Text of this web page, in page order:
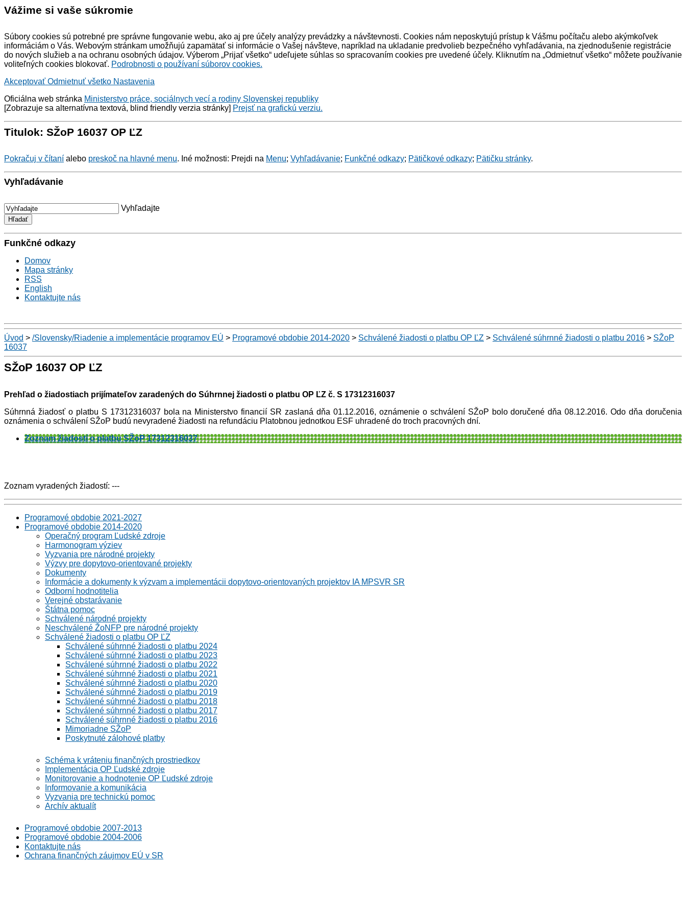
Vážime si vaše súkromie
Súbory cookies sú potrebné pre správne fungovanie webu, ako aj pre účely analýzy prevádzky a návštevnosti. Cookies nám neposkytujú prístup k Vášmu počítaču alebo akýmkoľvek
informáciám o Vás. Webovým stránkam umožňujú zapamätať si informácie o Vašej návšteve, napríklad na ukladanie predvolieb bezpečného vyhľadávania, na zjednodušenie registrácie
do nových služieb a na ochranu osobných údajov. Výberom „Prijať všetko“ udeľujete súhlas so spracovaním cookies pre uvedené účely. Kliknutím na „Odmietnuť všetko“ môžete používanie
voliteľných cookies blokovať. Podrobnosti o používaní súborov cookies.
Akceptovať Odmietnuť všetko Nastavenia
Oficiálna web stránka Ministerstvo práce, sociálnych vecí a rodiny Slovenskej republiky
[Zobrazuje sa alternatívna textová, blind friendly verzia stránky] Prejsť na grafickú verziu.
Titulok: SŽoP 16037 OP ĽZ
Pokračuj v čítaní alebo preskoč na hlavné menu. Iné možnosti: Prejdi na Menu; Vyhľadávanie; Funkčné odkazy; Pätičkové odkazy; Pätičku stránky.
Vyhľadávanie
Vyhľadajte
Funkčné odkazy
Domov
Mapa stránky
RSS
English
Kontaktujte nás
Úvod > /Slovensky/Riadenie a implementácie programov EÚ > Programové obdobie 2014-2020 > Schválené žiadosti o platbu OP ĽZ > Schválené súhrnné žiadosti o platbu 2016 > SŽoP
16037
SŽoP 16037 OP ĽZ
Prehľad o žiadostiach prijímateľov zaradených do Súhrnnej žiadosti o platbu OP ĽZ č. S 17312316037
Súhrnná žiadosť o platbu S 17312316037 bola na Ministerstvo financií SR zaslaná dňa 01.12.2016, oznámenie o schválení SŽoP bolo doručené dňa 08.12.2016. Odo dňa doručenia
oznámenia o schválení SŽoP budú nevyradené žiadosti na refundáciu Platobnou jednotkou ESF uhradené do troch pracovných dní.
Zoznam žiadostí o platbu SŽoP 17312316037
Zoznam vyradených žiadostí: ---
Programové obdobie 2021-2027
Programové obdobie 2014-2020
Operačný program Ľudské zdroje
Harmonogram výziev
Vyzvania pre národné projekty
Výzvy pre dopytovo-orientované projekty
Dokumenty
Informácie a dokumenty k výzvam a implementácii dopytovo-orientovaných projektov IA MPSVR SR
Odborní hodnotitelia
Verejné obstarávanie
Štátna pomoc
Schválené národné projekty
Neschválené ŽoNFP pre národné projekty
Schválené žiadosti o platbu OP ĽZ
Schválené súhrnné žiadosti o platbu 2024
Schválené súhrnné žiadosti o platbu 2023
Schválené súhrnné žiadosti o platbu 2022
Schválené súhrnné žiadosti o platbu 2021
Schválené súhrnné žiadosti o platbu 2020
Schválené súhrnné žiadosti o platbu 2019
Schválené súhrnné žiadosti o platbu 2018
Schválené súhrnné žiadosti o platbu 2017
Schválené súhrnné žiadosti o platbu 2016
Mimoriadne SŽoP
Poskytnuté zálohové platby
Schéma k vráteniu finančných prostriedkov
Implementácia OP Ľudské zdroje
Monitorovanie a hodnotenie OP Ľudské zdroje
Informovanie a komunikácia
Vyzvania pre technickú pomoc
Archív aktualít
Programové obdobie 2007-2013
Programové obdobie 2004-2006
Kontaktujte nás
Ochrana finančných záujmov EÚ v SR